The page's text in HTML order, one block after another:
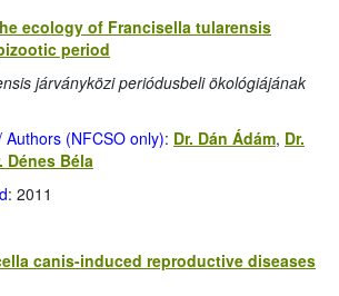
ecology of Francisella tularensis
period
járványközi periódusbeli ökológiájának
Authors (NFCSO only): Dr. Dán Ádám, Dr.
Dénes Béla
: 2011
canis-induced reproductive diseases